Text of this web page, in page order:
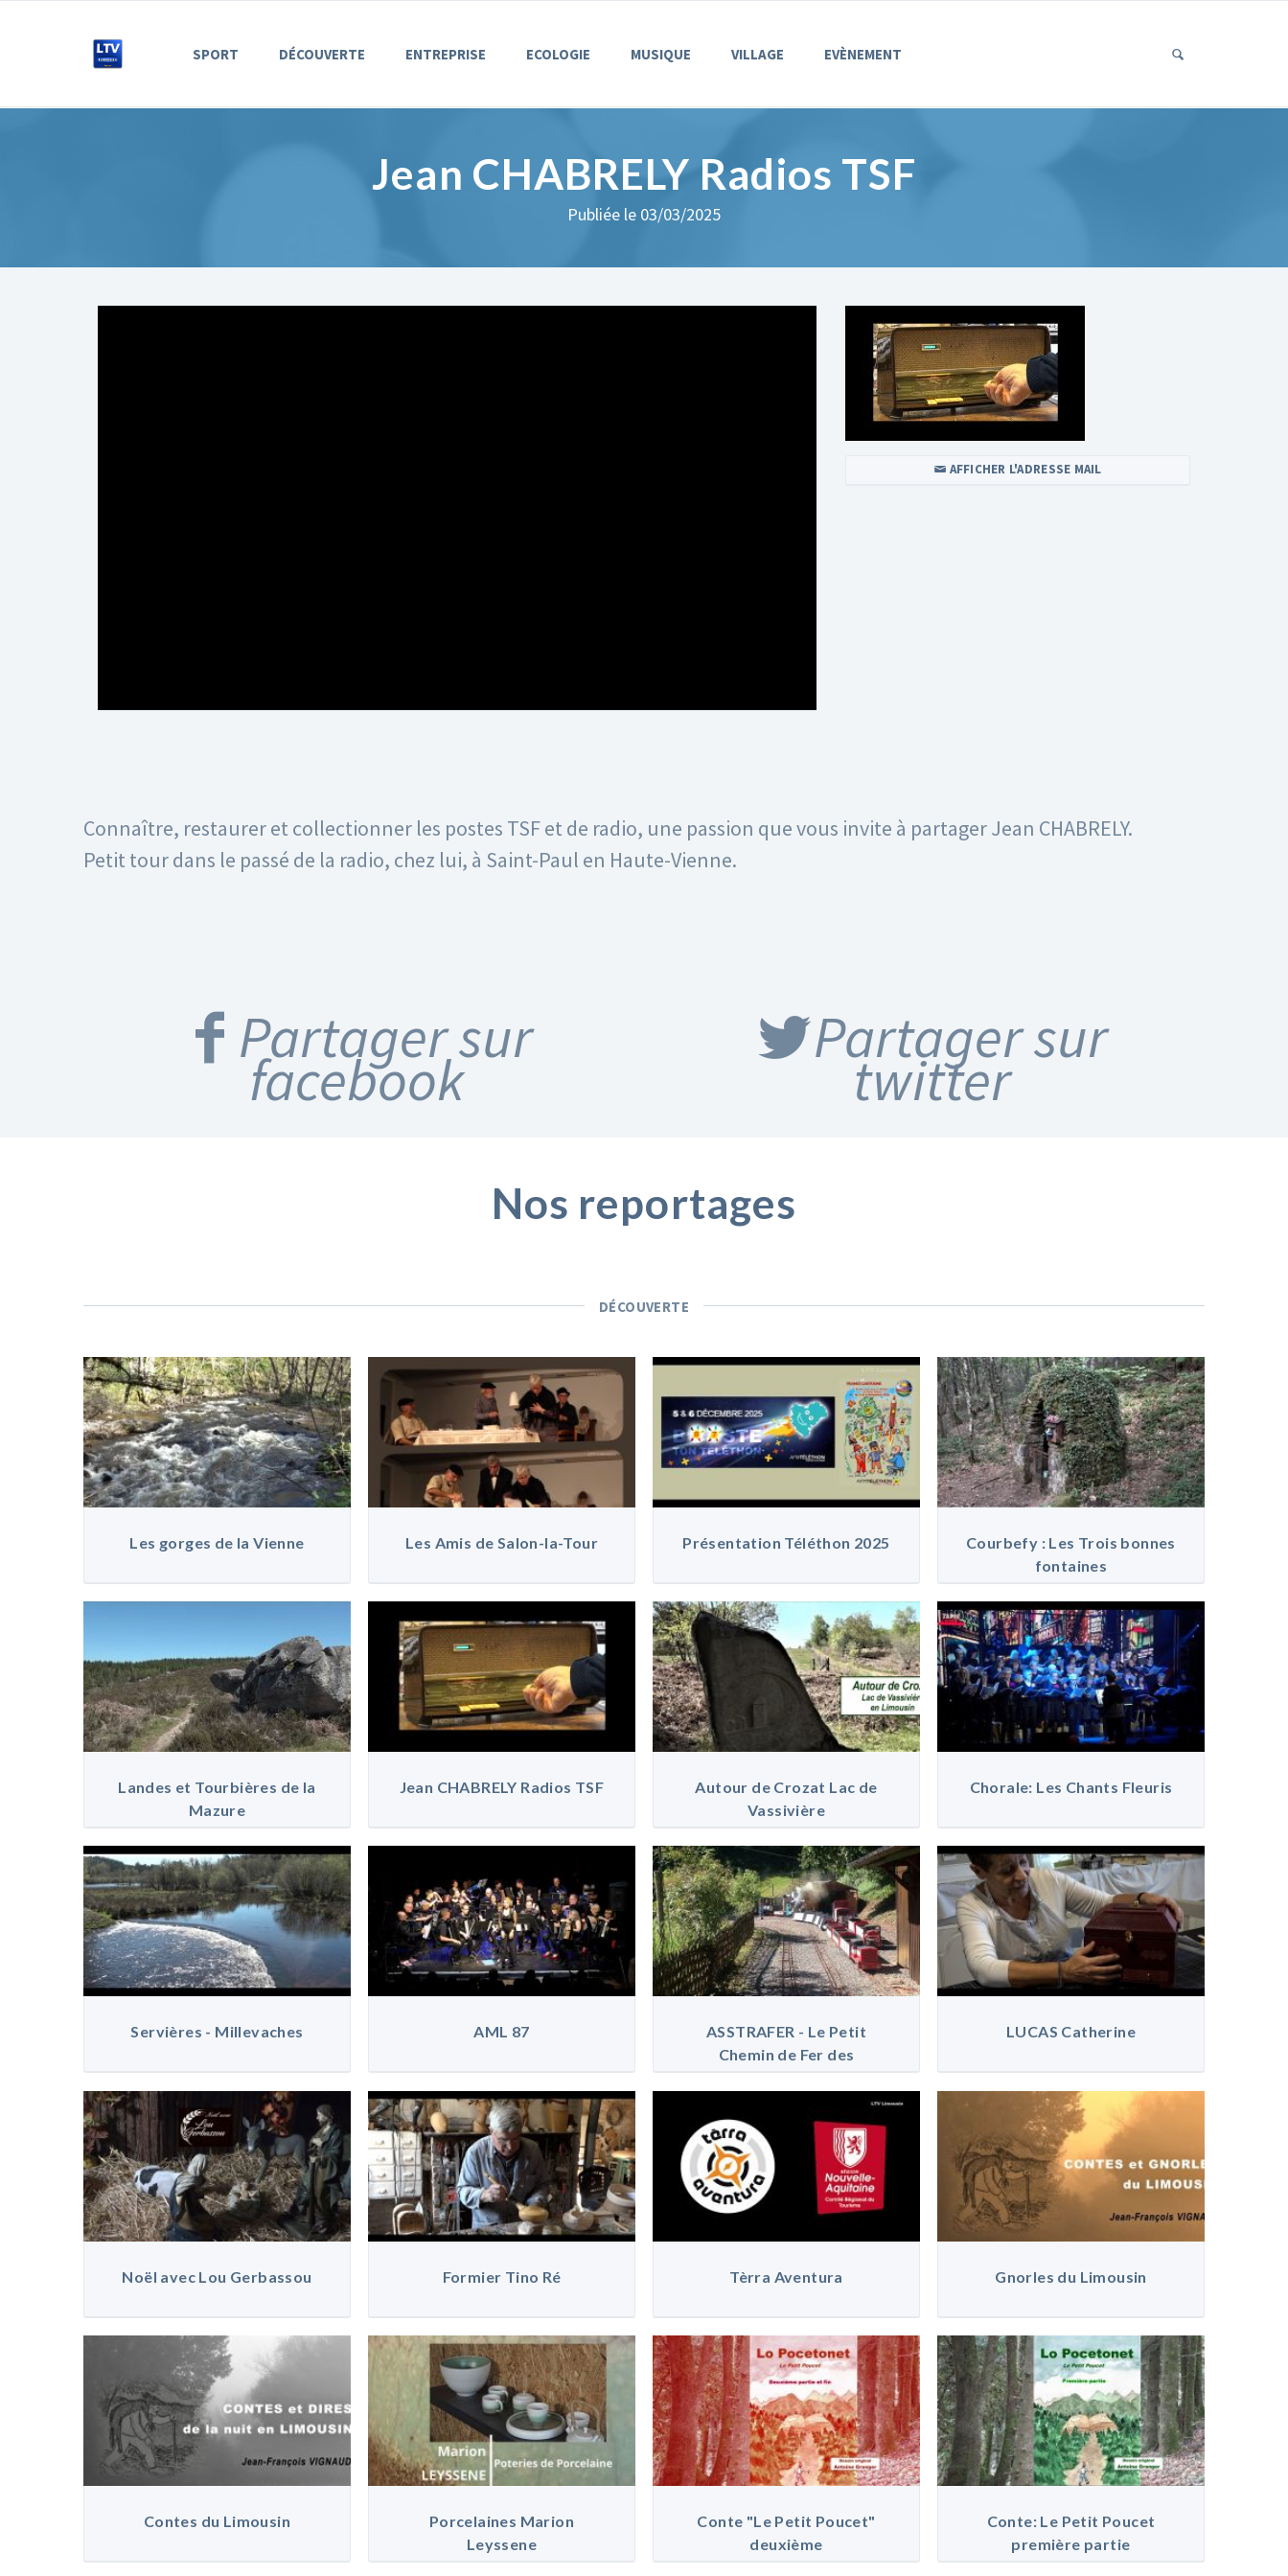
SPORT DÉCOUVERTE ENTREPRISE ECOLOGIE MUSIQUE VILLAGE EVÈNEMENT
Jean CHABRELY Radios TSF
Publiée le 03/03/2025
AFFICHER L'ADRESSE MAIL
Connaître, restaurer et collectionner les postes TSF et de radio, une passion que vous invite à partager Jean CHABRELY.
Petit tour dans le passé de la radio, chez lui, à Saint-Paul en Haute-Vienne.
Partager sur
facebook
Partager sur
twitter
Nos reportages
DÉCOUVERTE
Les gorges de la Vienne Les Amis de Salon-la-Tour Présentation Téléthon 2025
Courbefy : Les Trois bonnes
fontaines
Landes et Tourbières de la
Mazure
Jean CHABRELY Radios TSF
Autour de Crozat Lac de
Vassivière
Chorale: Les Chants Fleuris
Servières - Millevaches AML 87
ASSTRAFER - Le Petit
Chemin de Fer des
LUCAS Catherine
Noël avec Lou Gerbassou Formier Tino Ré Tèrra Aventura Gnorles du Limousin
Contes du Limousin
Porcelaines Marion
Leyssene
Conte "Le Petit Poucet"
deuxième
Conte: Le Petit Poucet
première partie